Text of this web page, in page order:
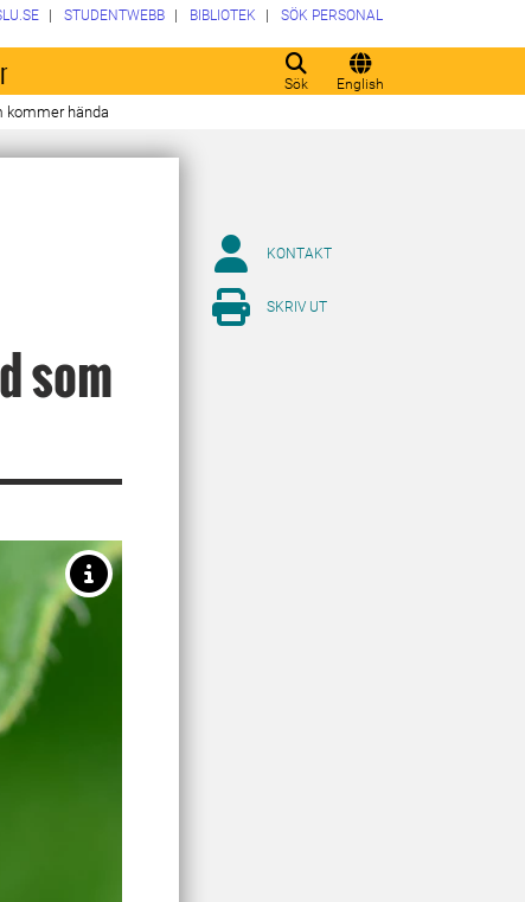
Sök English
STUDENTWEBB BIBLIOTEK SÖK PERSONAL
kommer hända
som
KONTAKT
SKRIV UT